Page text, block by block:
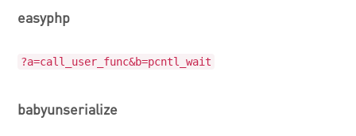
easyphp
?a=call_user_func&b=pcntl_wait
babyunserialize